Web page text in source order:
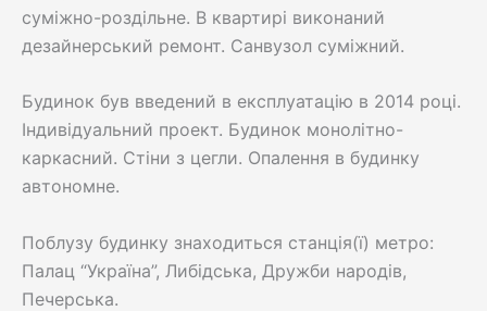
суміжно-роздільне. В квартирі виконаний
дезайнерський ремонт. Санвузол суміжний.
Будинок був введений в експлуатацію в 2014 році.
Індивідуальний проект. Будинок монолітно-
каркасний. Стіни з цегли. Опалення в будинку
автономне.
Поблузу будинку знаходиться станція(ї) метро:
Палац “Україна”, Либідська, Дружби народів,
Печерська.